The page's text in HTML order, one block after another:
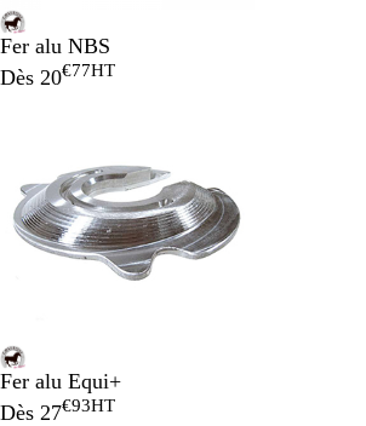
Fer alu NBS
Dès 20€77HT
Fer alu Equi+
Dès 27€93HT